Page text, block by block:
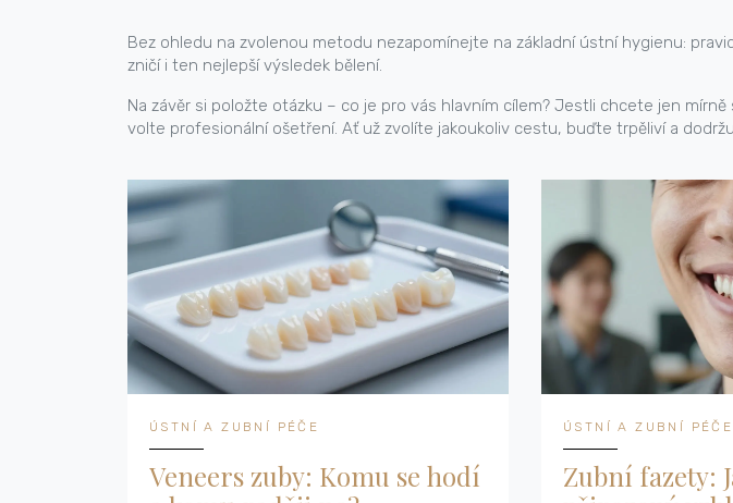
Bez ohledu na zvolenou metodu nezapomínejte na základní ústní hygienu:
zničí i ten nejlepší výsledek bělení.
Na závěr si položte otázku – co je pro vás hlavním cílem? Jestli chcete jen
volte profesionální ošetření. Ať už zvolíte jakoukoliv cestu, buďte trpěliví a
ÚSTNÍ A ZUBNÍ PÉČE
Veneers zuby: Komu se hodí
ÚSTNÍ A ZUBNÍ PÉČE
Zubní fazety: